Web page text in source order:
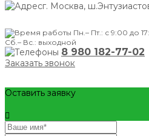
г. Москва,
Пн.– Пт.: с 9:00 до
Сб.– Вс.: выходной
8 980 182-77-02
Заказать звонок
Оставить заявку